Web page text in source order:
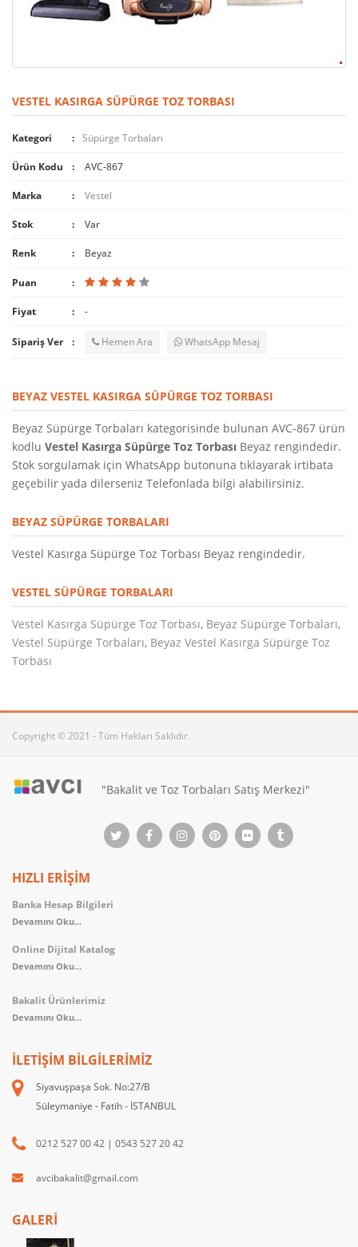
VESTEL KASIRGA SÜPÜRGE TOZ TORBASI
Kategori Süpürge Torbaları
Ürün Kodu AVC-867
Marka Vestel
Stok Var
Renk Beyaz
Puan
Fiyat -
Sipariş Ver Hemen Ara WhatsApp Mesaj
BEYAZ VESTEL KASIRGA SÜPÜRGE TOZ TORBASI
Beyaz Süpürge Torbaları kategorisinde bulunan AVC-867 ürün
kodlu Vestel Kasırga Süpürge Toz Torbası Beyaz rengindedir.
Stok sorgulamak için WhatsApp butonuna tıklayarak irtibata
geçebilir yada dilerseniz Telefonlada bilgi alabilirsiniz.
BEYAZ SÜPÜRGE TORBALARI
Vestel Kasırga Süpürge Toz Torbası Beyaz rengindedir.
VESTEL SÜPÜRGE TORBALARI
Vestel Kasırga Süpürge Toz Torbası, Beyaz Süpürge Torbaları,
Vestel Süpürge Torbaları, Beyaz Vestel Kasırga Süpürge Toz
Torbası
Copyright © 2021 - Tüm Hakları Saklıdır.
"Bakalit ve Toz Torbaları Satış Merkezi"
HIZLI ERİŞİM
Banka Hesap Bilgileri
Devamını Oku...
Online Dijital Katalog
Devamını Oku...
Bakalit Ürünlerimiz
Devamını Oku...
İLETIŞIM BILGILERIMIZ
Siyavuşpaşa Sok. No:27/B
Süleymaniye - Fatih - İSTANBUL
0212 527 00 42 | 0543 527 20 42
avcibakalit@gmail.com
GALERİ